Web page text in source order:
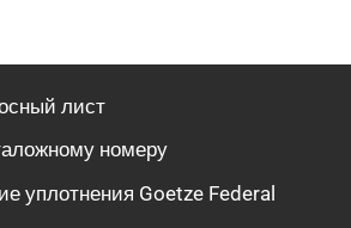
лист
номеру
уплотнения Goetze Federal